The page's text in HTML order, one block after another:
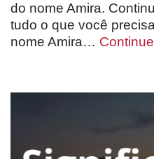
do nome Amira.
tudo o que você
nome Amira…